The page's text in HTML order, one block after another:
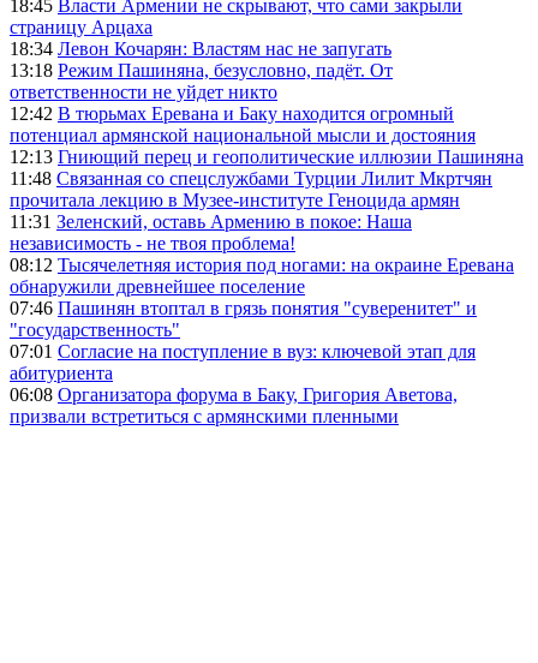
18:45 Власти Армении не скрывают, что сами закрыли
страницу Арцаха
18:34 Левон Кочарян: Властям нас не запугать
13:18 Режим Пашиняна, безусловно, падёт. От
ответственности не уйдет никто
12:42 В тюрьмах Еревана и Баку находится огромный
потенциал армянской национальной мысли и достояния
12:13 Гниющий перец и геополитические иллюзии Пашиняна
11:48 Связанная со спецслужбами Турции Лилит Мкртчян
прочитала лекцию в Музее-институте Геноцида армян
11:31 Зеленский, оставь Армению в покое: Наша
независимость - не твоя проблема!
08:12 Тысячелетняя история под ногами: на окраине Еревана
обнаружили древнейшее поселение
07:46 Пашинян втоптал в грязь понятия "суверенитет" и
"государственность"
07:01 Согласие на поступление в вуз: ключевой этап для
абитуриента
06:08 Организатора форума в Баку, Григория Аветова,
призвали встретиться с армянскими пленными